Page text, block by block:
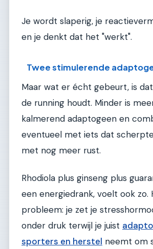
Je wordt slaperig, je
en je denkt dat het "werkt".
Twee stimulerende
Maar wat er écht gebeurt, is
de running houdt. Minder is
kalmerend adaptogeen en
eventueel met iets dat
met nog meer rust.
Rhodiola plus ginseng plus
een energiedrank, voelt ook zo.
probleem: je zet je
onder druk terwijl je juist
sporters en herstel neemt om